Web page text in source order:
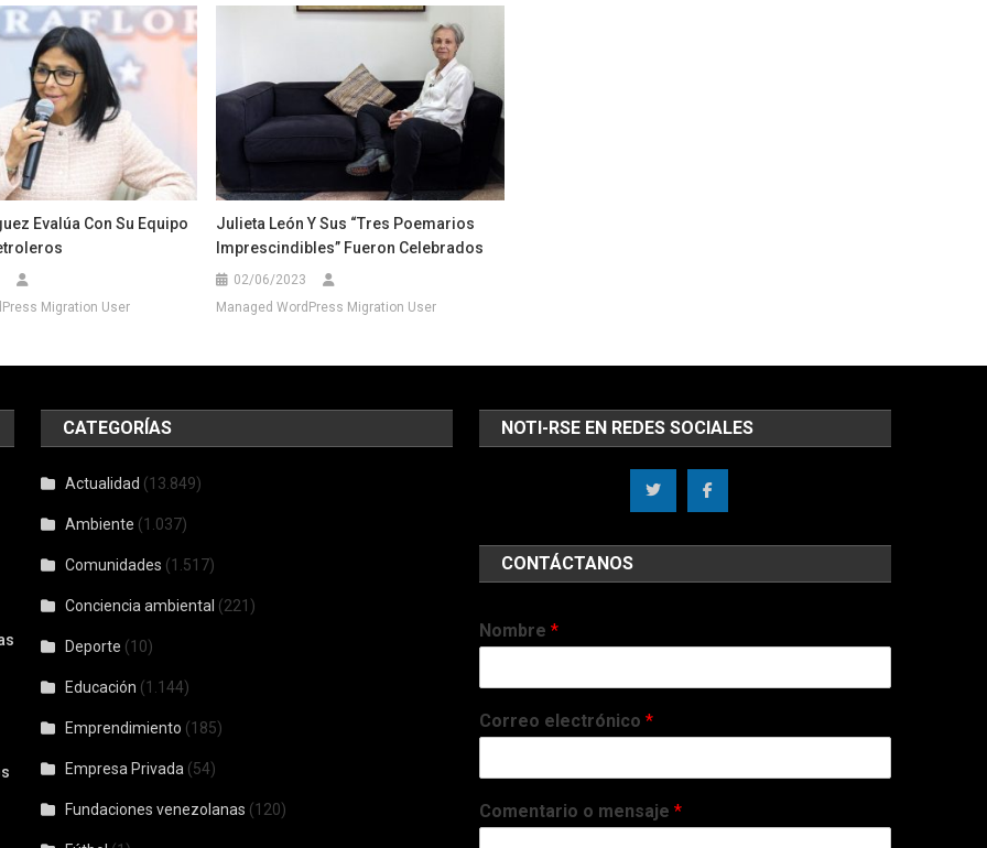
Evalúa Con Su Equipo
Migration User
Julieta León Y Sus “Tres Poemarios
Imprescindibles” Fueron Celebrados
02/06/2023
Managed WordPress Migration User
CATEGORÍAS
Actualidad (13.849)
Ambiente (1.037)
Comunidades (1.517)
Conciencia ambiental (221)
Deporte (10)
Educación (1.144)
Emprendimiento (185)
Empresa Privada (54)
Fundaciones venezolanas (120)
NOTI-RSE EN REDES SOCIALES
CONTÁCTANOS
Nombre *
Correo electrónico *
Comentario o mensaje *